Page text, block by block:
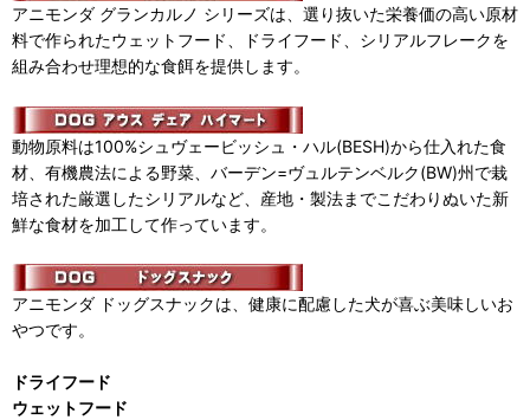
アニモンダ グランカルノ シリーズは、選り抜いた栄養価の高い原材
料で作られたウェットフード、ドライフード、シリアルフレークを
組み合わせ理想的な食餌を提供します。
動物原料は100%シュヴェービッシュ・ハル(BESH)から仕入れた食
材、有機農法による野菜、バーデン=ヴュルテンベルク(BW)州で栽
培された厳選したシリアルなど、産地・製法までこだわりぬいた新
鮮な食材を加工して作っています。
アニモンダ ドッグスナックは、健康に配慮した犬が喜ぶ美味しいお
やつです。
ドライフード
ウェットフード